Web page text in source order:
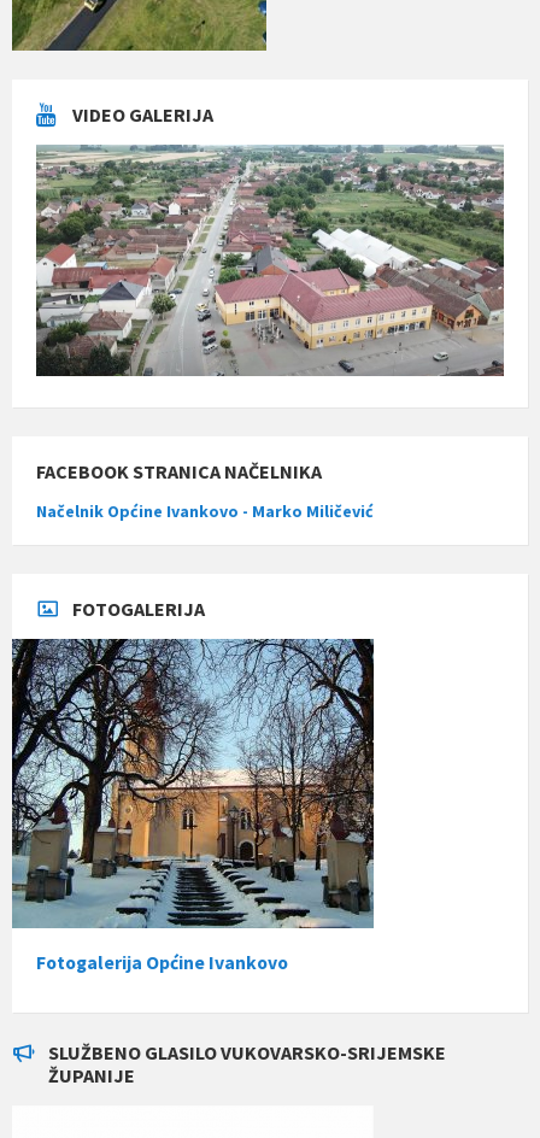
VIDEO GALERIJA
FACEBOOK STRANICA NAČELNIKA
Načelnik Općine Ivankovo - Marko Miličević
FOTOGALERIJA
Fotogalerija Općine Ivankovo
SLUŽBENO GLASILO VUKOVARSKO-SRIJEMSKE
ŽUPANIJE